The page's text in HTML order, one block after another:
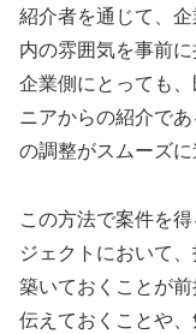
紹介者を通じて、
内の雰囲気を事前
企業側にとっても
ニアからの紹介で
の調整がスムーズに
この方法で案件を
ジェクトにおいて
築いておくことが
伝えておくことや